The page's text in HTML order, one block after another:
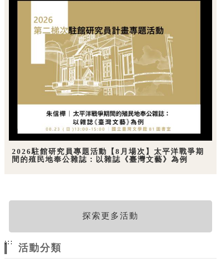
2026駐館研究員專題活動【8月場次】太平洋戰爭期
間的殖民地奉公雜誌：以雜誌《臺灣文藝》為例
探索更多活動
:::
活動分類